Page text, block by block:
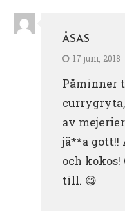
ÅSAS
17 juni, 2018
Påminner
av
jä**a gott!!
och
till. 😋